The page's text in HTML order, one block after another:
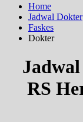
Home
Jadwal Dokter
Faskes
Dokter
RS